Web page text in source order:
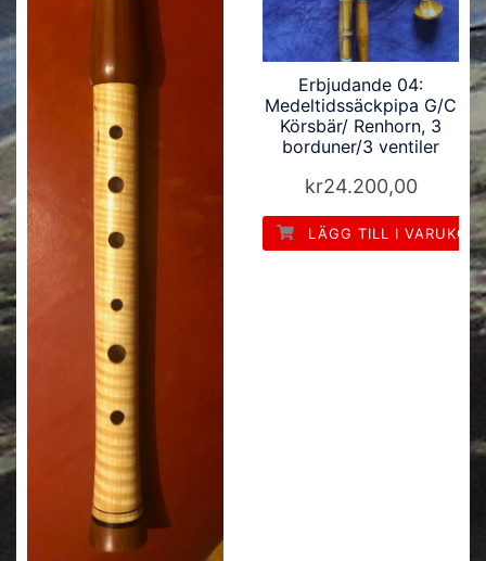
Erbjudande 04:
Medeltidssäckpipa G/C
Körsbär/ Renhorn, 3
borduner/3 ventiler
kr24.200,00
LÄGG TILL I